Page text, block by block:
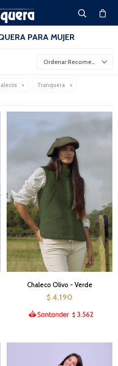
PARA MUJER
Recomendados
Tranquera
Chaleco Olivo - Verde
$ 4.190
$ 3.562